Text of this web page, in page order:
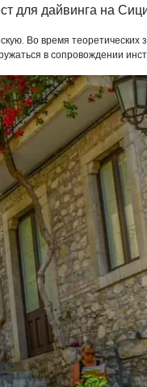
для дайвинга на
Во время
в сопровождении